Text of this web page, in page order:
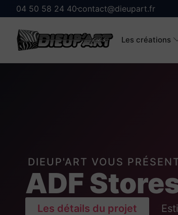
04 50 58 24 40 contact@dieupart.fr
Les créations
DIEUP'ART VOUS
ADF
Les détails du projet